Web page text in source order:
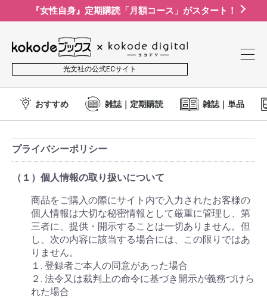
『女性自身』定期購読「月額コース」がスタート！
光文社の公式ECサイト
おすすめ 雑誌｜定期購読 雑誌｜単品
プライバシーポリシー
（１）個人情報の取り扱いについて
商品をご購入の際にサイト内で入力されたお客様の
個人情報は大切な秘密情報として厳重に管理し、第
三者に、提供・開示することは一切ありません。但
し、次の内容に該当する場合には、この限りではあ
りません。
１. 登録者ご本人の同意があった場合
２. 法令又は裁判上の命令に基づき開示が義務づけら
れた場合